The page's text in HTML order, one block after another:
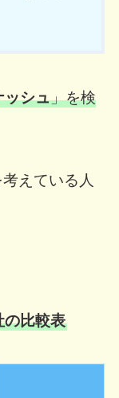
ッシュ」を検
えている人
比較表